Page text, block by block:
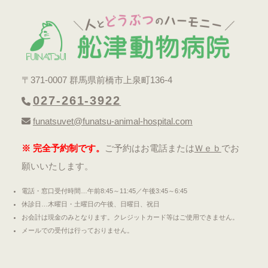
〒371-0007 群馬県前橋市上泉町136-4
027-261-3922
funatsuvet@funatsu-animal-hospital.com
※ 完全予約制です。 ご予約はお電話またはＷｅｂ でお
願いいたします。
電話・窓口受付時間…午前8:45～11:45／午後3:45～6:45
休診日…木曜日・土曜日の午後、日曜日、祝日
お会計は現金のみとなります。クレジットカード等はご使用できません。
メールでの受付は行っておりません。